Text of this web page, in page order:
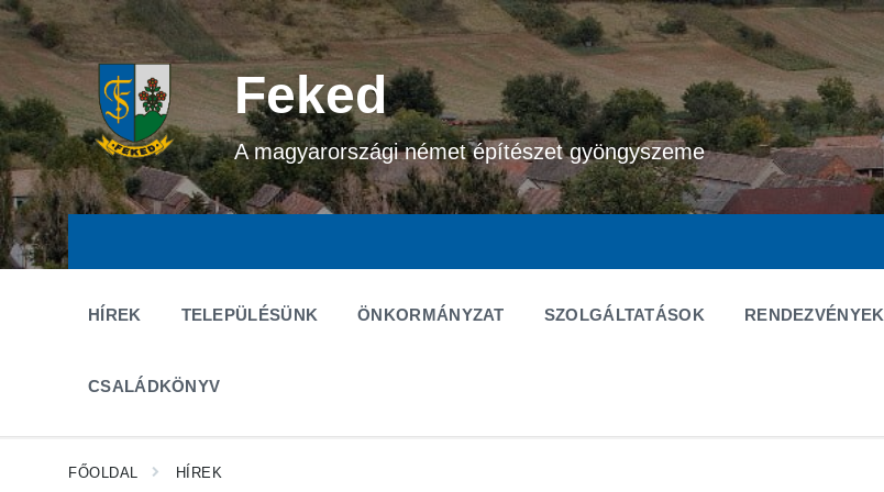
Ugrás
tartalomhoz
Ugrás
fő
navigációhoz
Ugrás
lábléchez
Feked
A magyarországi német építészet gyöngyszeme
HÍREK TELEPÜLÉSÜNK ÖNKORMÁNYZAT SZOLGÁLTATÁSOK RENDEZVÉNYEK
CSALÁDKÖNYV
FŐOLDAL HÍREK